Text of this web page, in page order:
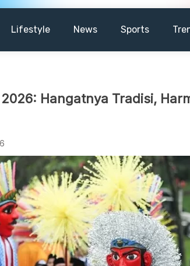
Wisdom
Lifestyle News Sports
Hangatnya Tradisi,